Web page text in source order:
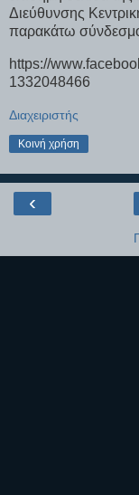
Διεύθυνσης
παρακάτω
https://
1332048466
Διαχειριστής
Κοινή χρήση
‹